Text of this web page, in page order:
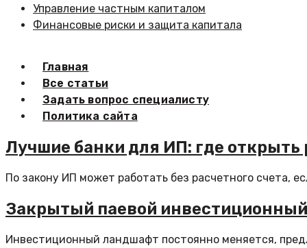
Управление частным капиталом
Финансовые риски и защита капитала
Главная
Все статьи
Задать вопрос специалисту
Политика сайта
Лучшие банки для ИП: где открыть
По закону ИП может работать без расчетного счета,
Закрытый паевой
Инвестиционный ландшафт постоянно меняется,